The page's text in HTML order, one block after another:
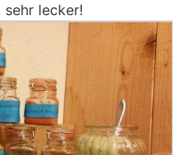
sehr lecker!